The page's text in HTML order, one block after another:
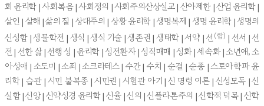
회 윤리학 | 사회복음 | 사회정의 | 사회주의산상설교 | 산아제한 | 산업 윤리학 |
살인 | 살해 | 삶의 질 | 상대주의 | 상황 윤리학 | 생명복제 | 생명 윤리학 | 생명의
신성함 | 생물학전 | 생식 | 생식 기술 | 생존권 | 생태학 | 서약 | 선 (함) | 선서 | 선
전 | 선한 삶 | 선행 성 | 윤리학 | 성전환자 | 성직매매 | 성화 | 세속화 | 소년애, 소
아성애 | 소도미 | 소죄 | 소크라테스 | 수간 | 수치 | 순결 | 순종 | 스토아학파 윤
리학 | 습관 | 시민 불복종 | 시민권 | 시험관 아기 | 신 명령 이론 | 신성모독 | 신
실함 | 신앙 | 신약성경 윤리학 | 신율 | 신의 | 신플라톤주의 | 신학적 덕목 | 신학